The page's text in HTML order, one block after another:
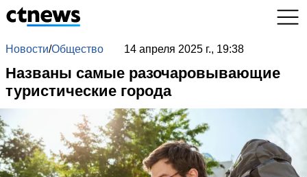
Новости/Общество 14 апреля 2025 г., 19:38
Названы самые разочаровывающие
туристические города